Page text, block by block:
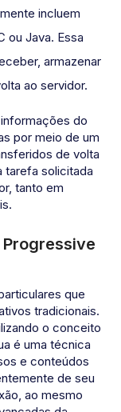
incluem
ou Java. Essa
armazenar
ao servidor.
do
por meio de um
de volta
tarefa solicitada
tanto em
que
tradicionais.
o conceito
é uma técnica
e conteúdos
de seu
ao mesmo